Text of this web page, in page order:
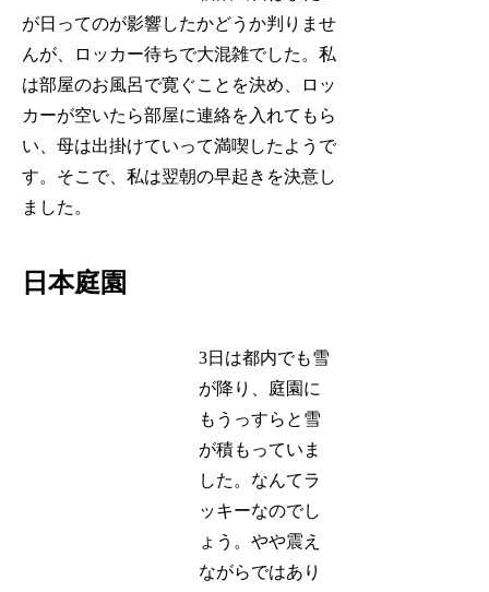
が日ってのが影響したかどうか判りませ
んが、ロッカー待ちで大混雑でした。私
は部屋のお風呂で寛ぐことを決め、ロッ
カーが空いたら部屋に連絡を入れてもら
い、母は出掛けていって満喫したようで
す。そこで、私は翌朝の早起きを決意し
ました。
日本庭園
3日は都内でも雪
が降り、庭園に
もうっすらと雪
が積もっていま
した。なんてラ
ッキーなのでし
ょう。やや震え
ながらではあり